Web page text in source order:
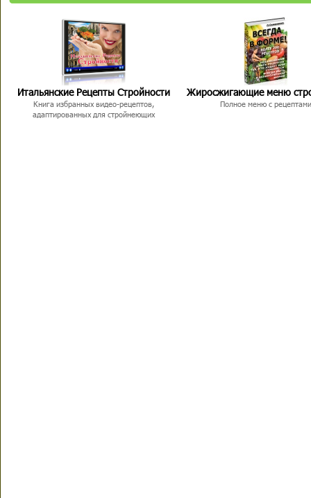
Итальянские Рецепты Стройности
Книга избранных видео-рецептов,
адаптированных для стройнеющих
Жиросжигающие меню
Полное меню с рецептами